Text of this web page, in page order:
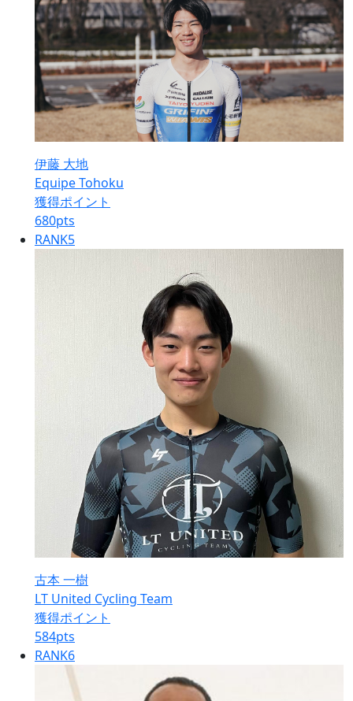
伊藤 大地
Equipe Tohoku
獲得ポイント
680pts
RANK5
古本 一樹
LT United Cycling Team
獲得ポイント
584pts
RANK6